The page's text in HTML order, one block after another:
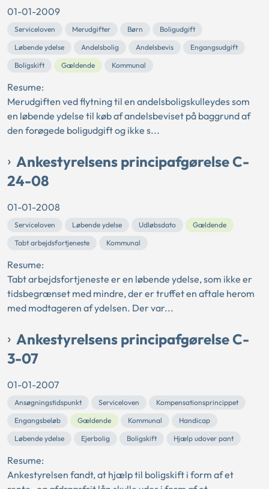
01-01-2009
Serviceloven Merudgifter Børn
Boligudgift
Løbende ydelse
Andelsbolig Andelsbevis
Engangsudgift
Boligskift
Gældende Kommunal
Resume:
Merudgiften ved flytning til en andelsboligskulleydes som
en løbende ydelse til køb af andelsbeviset på baggrund af
den forøgede boligudgift og ikke s...
Ankestyrelsens principafgørelse C-
24-08
01-01-2008
Serviceloven Løbende ydelse Udløbsdato
Gældende
Tabt arbejdsfortjeneste
Kommunal
Resume:
Tabt arbejdsfortjeneste er en løbende ydelse, som ikke er
tidsbegrænset med mindre, der er truffet en aftale herom
med modtageren af ydelsen. Der var...
Ankestyrelsens principafgørelse C-
3-07
01-01-2007
Ansøgningstidspunkt Serviceloven
Kompensationsprincippet
Engangsbeløb
Gældende Kommunal
Handicap
Løbende ydelse
Ejerbolig Boligskift Hjælp udover pant
Resume:
Ankestyrelsen fandt, at hjælp til boligskift i form af et